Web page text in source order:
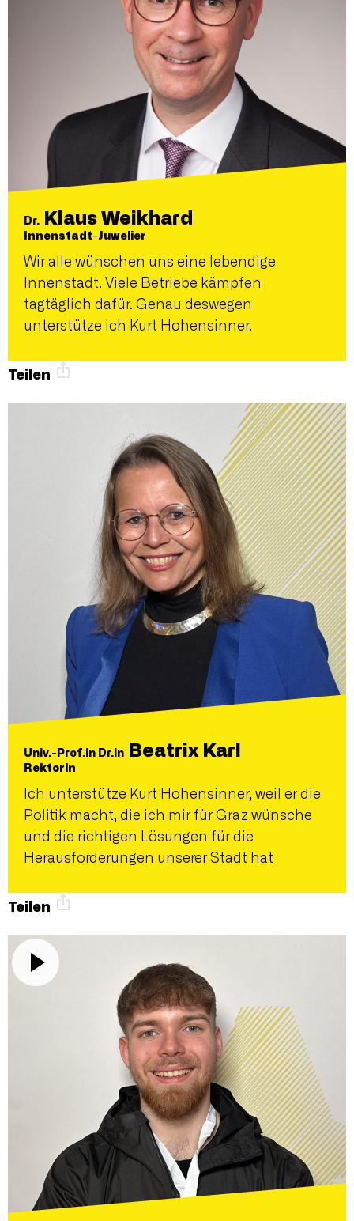
Dr. Klaus Weikhard
Innenstadt-Juwelier
Wir alle wünschen uns eine lebendige
Innenstadt. Viele Betriebe kämpfen
tagtäglich dafür. Genau deswegen
unterstütze ich Kurt Hohensinner.
Teilen
Univ.-Prof.in Dr.in Beatrix Karl
Rektorin
Ich unterstütze Kurt Hohensinner, weil er die
Politik macht, die ich mir für Graz wünsche
und die richtigen Lösungen für die
Herausforderungen unserer Stadt hat
Teilen